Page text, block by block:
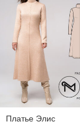
Платье Элис